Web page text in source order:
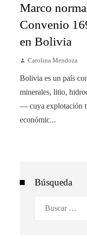
Marco
Convenio
en Bolivia
Carolina Mendoza
Bolivia es un país
minerales, litio,
— cuya explotación
económic...
Búsqueda